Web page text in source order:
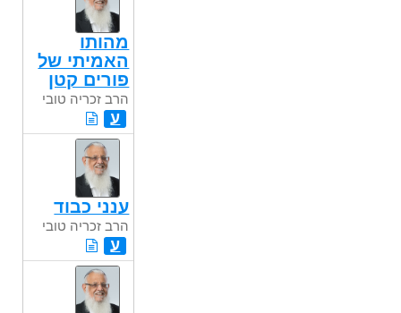
מהותו
האמיתי של
פורים קטן
הרב זכריה טובי
ע
ענני כבוד
הרב זכריה טובי
ע